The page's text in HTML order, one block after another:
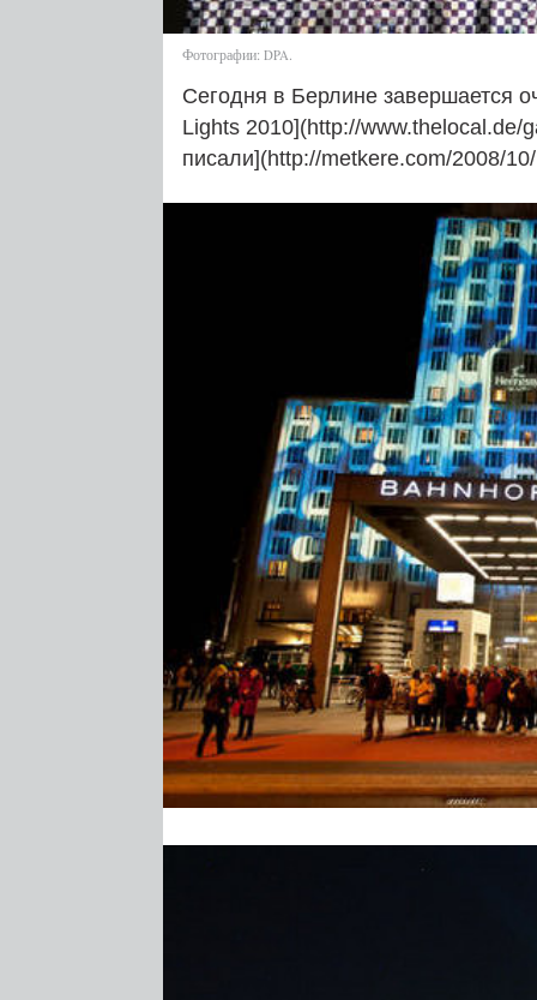
Фотографии: DPA
Сегодня в Берлине завершается
Lights 2010](http://
писали](http://metkere.com/2008/